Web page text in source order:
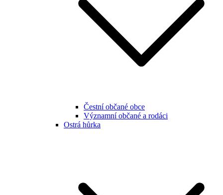
Čestní občané obce
Významní občané a rodáci
Ostrá hůrka